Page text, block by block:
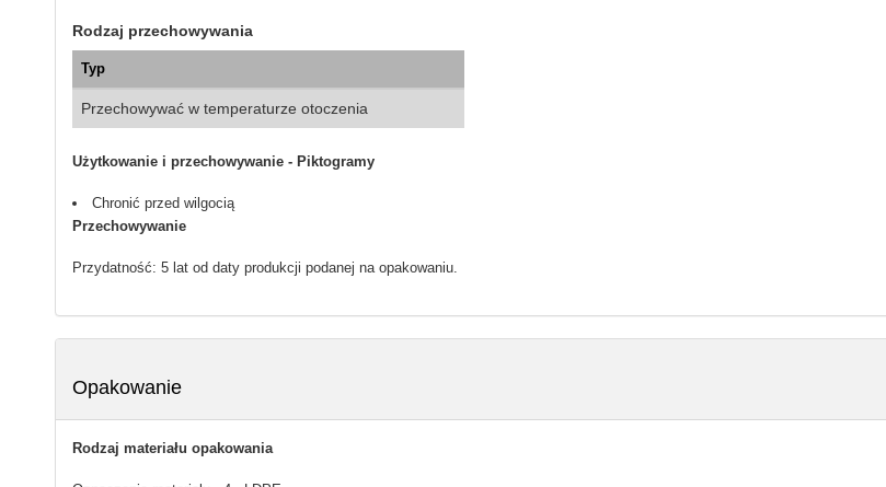
Rodzaj przechowywania
Typ
Przechowywać w temperaturze otoczenia
Użytkowanie i przechowywanie - Piktogramy
Chronić przed wilgocią
Przechowywanie
Przydatność: 5 lat od daty produkcji podanej na opakowaniu.
Opakowanie
Rodzaj materiału opakowania